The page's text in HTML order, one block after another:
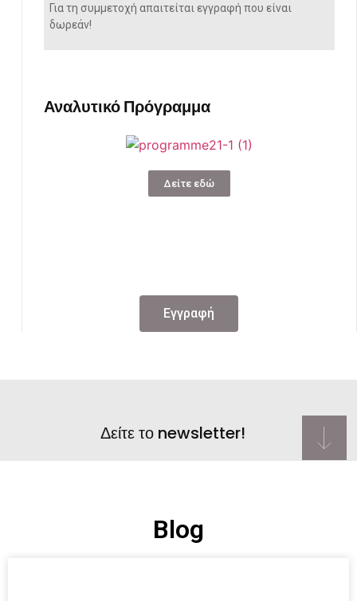
Για τη συμμετοχή απαιτείται εγγραφή που είναι
δωρεάν!
Αναλυτικό Πρόγραμμα
Δείτε εδώ
Eγγραφή
Δείτε το newsletter!
Blog